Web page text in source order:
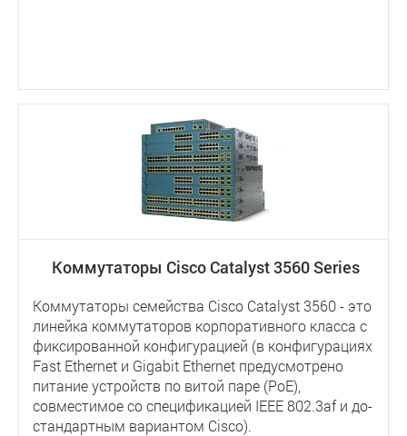
Коммутаторы Cisco Catalyst 3560 Series
Коммутаторы семейства Cisco Catalyst 3560 - это
линейка коммутаторов корпоративного класса с
фиксированной конфигурацией (в конфигурациях
Fast Ethernet и Gigabit Ethernet предусмотрено
питание устройств по витой паре (PoE),
совместимое со спецификацией IEEE 802.3af и до-
стандартным вариантом Cisco).